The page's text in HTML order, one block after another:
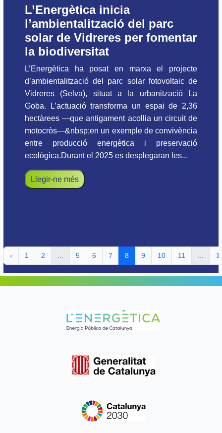
L’Energètica inicia
l’ambientalització del parc
solar de Vidreres per fomentar
la biodiversitat
L’Energètica ha posat en marxa el projecte
d’ambientalització del parc solar fotovoltaic de
Vidreres (Selva), situat a la urbanització La
Goba. L’actuació transforma un espai de 2,36
hectàrees —que antigament acollia un circuit de
motocròs—&nbsp;en un exemple de convivència
entre producció energètica i preservació
ecològica.Durant el 2025 es desplegaran les...
Llegir-ne més
‹ 1 2 5 6 7 8 9 10 11